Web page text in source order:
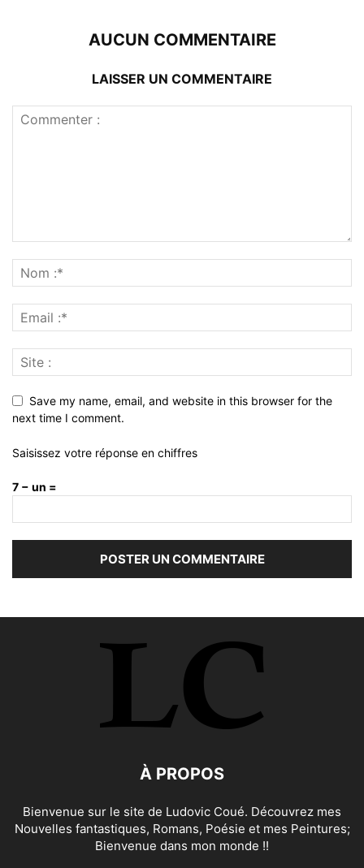
AUCUN COMMENTAIRE
LAISSER UN COMMENTAIRE
Save my name, email, and website in this browser for the
next time I comment.
Saisissez votre réponse en chiffres
7 − un =
À PROPOS
Bienvenue sur le site de Ludovic Coué. Découvrez mes
Nouvelles fantastiques, Romans, Poésie et mes Peintures;
Bienvenue dans mon monde !!